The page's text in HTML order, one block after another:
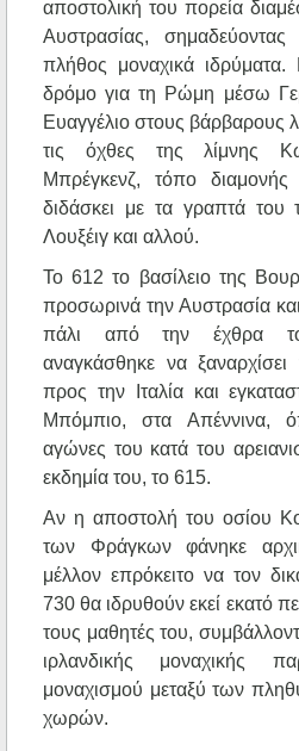
αποστολική του πορεία
Αυστρασίας,
πλήθος μοναχικά ιδρύματα.
δρόμο για τη Ρώμη μέσω
Ευαγγέλιο στους βάρβαρους
τις όχθες της λίμνης
Μπρέγκενζ, τόπο
διδάσκει με τα γραπτά του
Λουξέιγ και αλλού.
Το 612 το βασίλειο της
προσωρινά την Αυστρασία
πάλι από την έχθρα
αναγκάσθηκε να
προς την Ιταλία και
Μπόμπιο, στα Απέννινα,
αγώνες του κατά του
εκδημία του, το 615.
Αν η αποστολή του οσίου
των Φράγκων φάνηκε
μέλλον επρόκειτο να τον
730 θα ιδρυθούν εκεί εκατό
τους μαθητές του,
ιρλανδικής μοναχικής
μοναχισμού μεταξύ των
χωρών.